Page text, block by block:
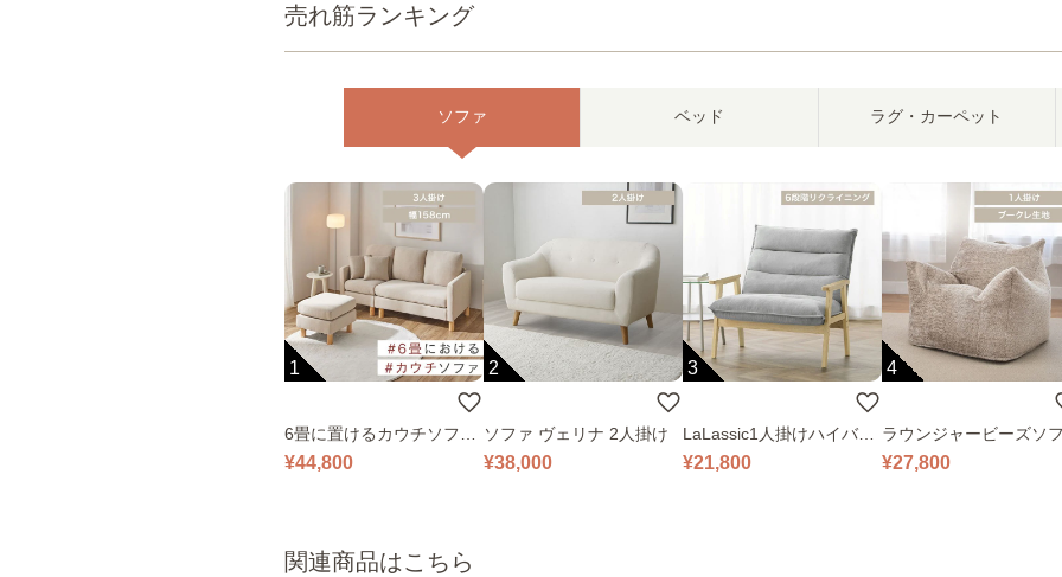
売れ筋ランキング
ソファ ベッド ラグ・カーペット
1
6畳に置けるカウチソファ
｜ベージュ
¥44,800
2
ソファ ヴェリナ 2人掛け
¥38,000
3
LaLassic1人掛けハイバッ
クソファ ワイド
¥21,800
4
ラウンジャービーズソ
¥27,800
関連商品はこちら